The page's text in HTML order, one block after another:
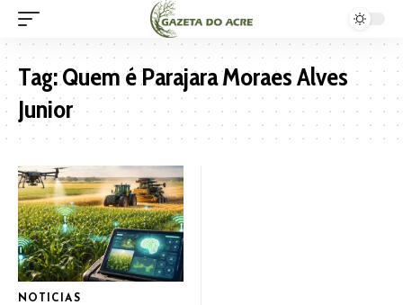
Tag:Quem é Parajara Moraes Alves
Junior
NOTICIAS